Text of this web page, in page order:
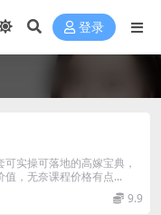
登录
实操可落地的高嫁宝典，
值，无奈课程价格有点...
9.9